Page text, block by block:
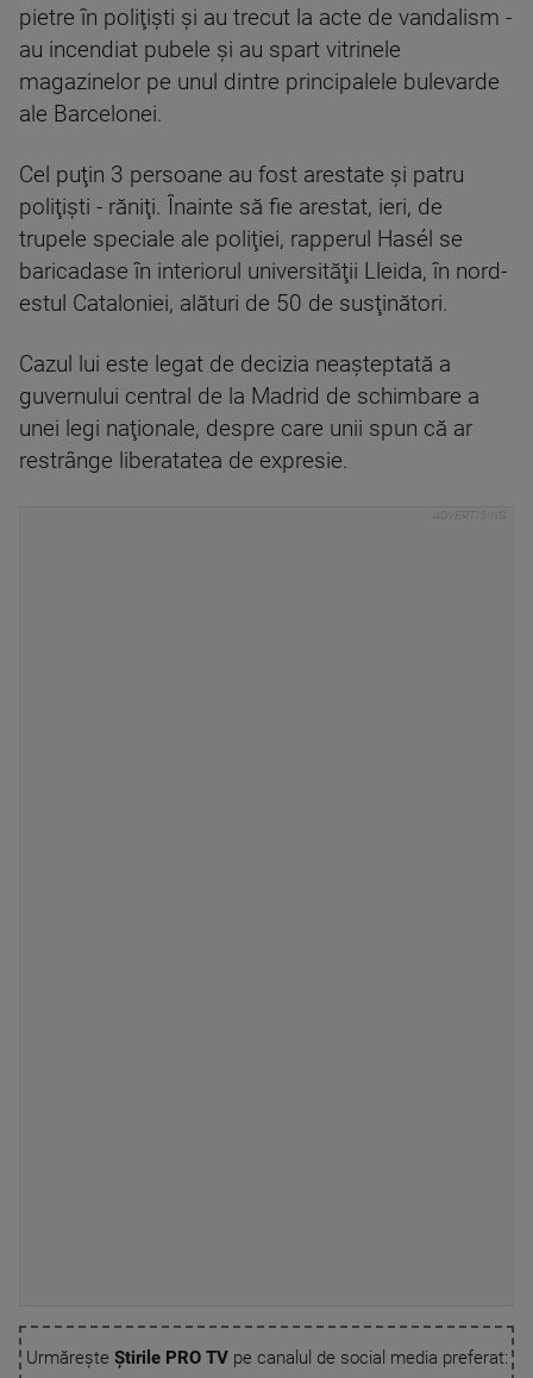
pietre în poliţişti şi au trecut la acte de vandalism -
au incendiat pubele și au spart vitrinele
magazinelor pe unul dintre principalele bulevarde
ale Barcelonei.
Cel puţin 3 persoane au fost arestate şi patru
poliţişti - răniţi. Înainte să fie arestat, ieri, de
trupele speciale ale poliţiei, rapperul Hasél se
baricadase în interiorul universităţii Lleida, în nord-
estul Cataloniei, alături de 50 de susţinători.
Cazul lui este legat de decizia neaşteptată a
guvernului central de la Madrid de schimbare a
unei legi naţionale, despre care unii spun că ar
restrânge liberatatea de expresie.
Urmărește Știrile PRO TVpe canalul de social media preferat: